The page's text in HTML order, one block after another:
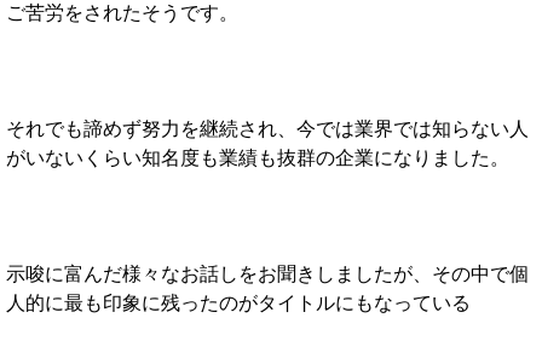
ご苦労をされたそうです。
それでも諦めず努力を継続され、今では業界では知らない人
がいないくらい知名度も業績も抜群の企業になりました。
示唆に富んだ様々なお話しをお聞きしましたが、その中で個
人的に最も印象に残ったのがタイトルにもなっている